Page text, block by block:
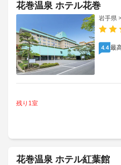
花巻温泉 ホテル花巻
岩手県
4.4 最
残り1室
花巻温泉 ホテル紅葉館